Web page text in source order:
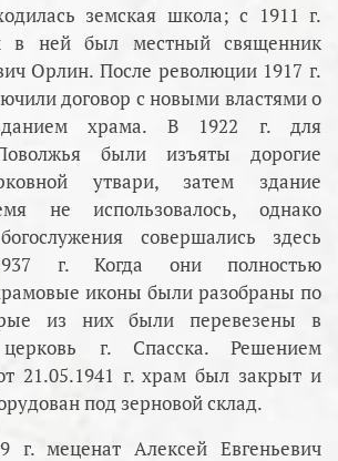
земская школа; с 1911 г.
в ней был местный священник
Орлин. После революции 1917 г.
договор с новыми властями о
храма. В 1922 г. для
были изъяты дорогие
утвари, затем здание
не использовалось, однако
совершались здесь
г. Когда они полностью
иконы были разобраны по
из них были перевезены в
церковь г. Спасска. Решением
21.05.1941 г. храм был закрыт и
под зерновой склад.
г. меценат Алексей Евгеньевич